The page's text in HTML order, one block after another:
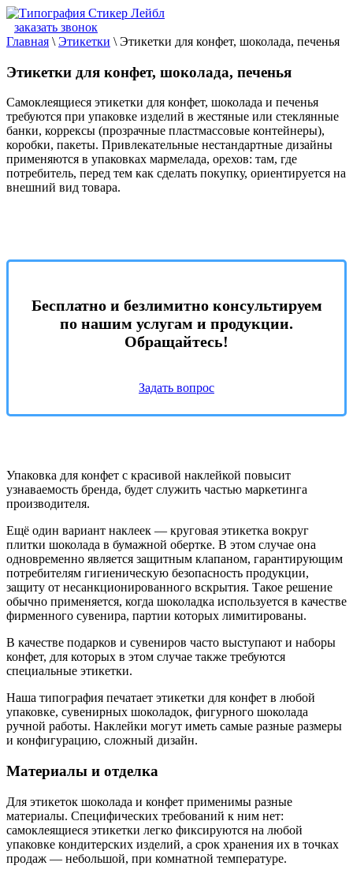
заказать звонок
Главная \ Этикетки \ Этикетки для конфет, шоколада, печенья
Этикетки для конфет, шоколада, печенья
Самоклеящиеся этикетки для конфет, шоколада и печенья
требуются при упаковке изделий в жестяные или стеклянные
банки, коррексы (прозрачные пластмассовые контейнеры),
коробки, пакеты. Привлекательные нестандартные дизайны
применяются в упаковках мармелада, орехов: там, где
потребитель, перед тем как сделать покупку, ориентируется на
внешний вид товара.
Бесплатно и безлимитно консультируем
по нашим услугам и продукции.
Обращайтесь!
Задать вопрос
Упаковка для конфет с красивой наклейкой повысит
узнаваемость бренда, будет служить частью маркетинга
производителя.
Ещё один вариант наклеек — круговая этикетка вокруг
плитки шоколада в бумажной обертке. В этом случае она
одновременно является защитным клапаном, гарантирующим
потребителям гигиеническую безопасность продукции,
защиту от несанкционированного вскрытия. Такое решение
обычно применяется, когда шоколадка используется в качестве
фирменного сувенира, партии которых лимитированы.
В качестве подарков и сувениров часто выступают и наборы
конфет, для которых в этом случае также требуются
специальные этикетки.
Наша типография печатает этикетки для конфет в любой
упаковке, сувенирных шоколадок, фигурного шоколада
ручной работы. Наклейки могут иметь самые разные размеры
и конфигурацию, сложный дизайн.
Материалы и отделка
Для этикеток шоколада и конфет применимы разные
материалы. Специфических требований к ним нет:
самоклеящиеся этикетки легко фиксируются на любой
упаковке кондитерских изделий, а срок хранения их в точках
продаж — небольшой, при комнатной температуре.